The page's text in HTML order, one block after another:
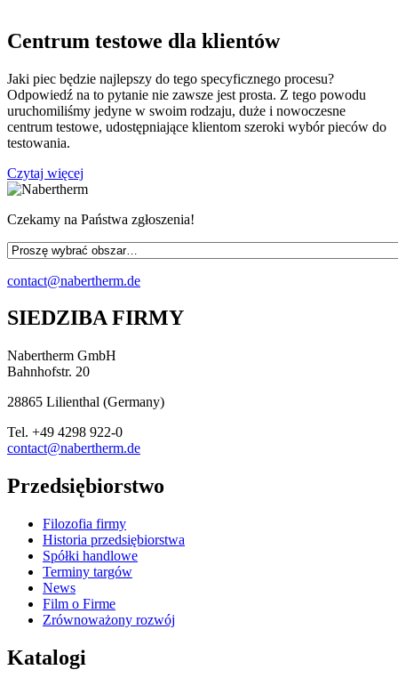
Centrum testowe dla klientów
Jaki piec będzie najlepszy do tego specyficznego procesu?
Odpowiedź na to pytanie nie zawsze jest prosta. Z tego powodu
uruchomiliśmy jedyne w swoim rodzaju, duże i nowoczesne
centrum testowe, udostępniające klientom szeroki wybór pieców do
testowania.
Czytaj więcej
Czekamy na Państwa zgłoszenia!
contact@nabertherm.de
SIEDZIBA FIRMY
Nabertherm GmbH
Bahnhofstr. 20
28865 Lilienthal (Germany)
Tel. +49 4298 922-0
contact@nabertherm.de
Przedsiębiorstwo
Filozofia firmy
Historia przedsiębiorstwa
Spółki handlowe
Terminy targów
News
Film o Firme
Zrównoważony rozwój
Katalogi